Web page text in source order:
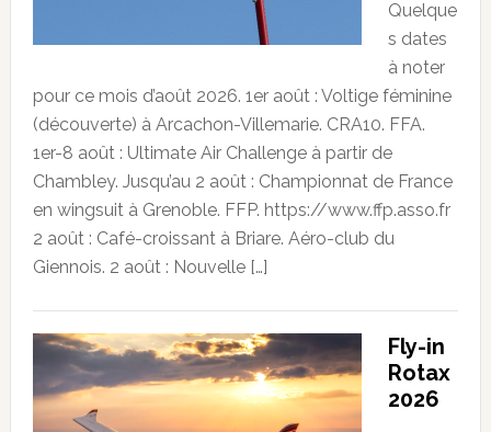
Quelque
s dates
à noter
pour ce mois d’août 2026. 1er août : Voltige féminine
(découverte) à Arcachon-Villemarie. CRA10. FFA.
1er-8 août : Ultimate Air Challenge à partir de
Chambley. Jusqu’au 2 août : Championnat de France
en wingsuit à Grenoble. FFP. https://www.ffp.asso.fr
2 août : Café-croissant à Briare. Aéro-club du
Giennois. 2 août : Nouvelle […]
Fly-in
Rotax
2026